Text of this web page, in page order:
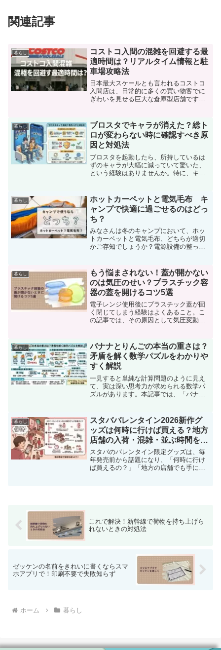
関連記事
暮らし
コストコ入間の混雑を回避する最
適時間は？リアルタイム情報と駐
車場攻略法
日本最大スケールとも言われるコストコ
入間店は、日常的に多くの買い物客でに
ぎわいを見せる巨大な倉庫型店舗です。
リー層から一人暮らしの若者まで幅広い
客層に支持されています。...
暮らし
ブロスタでキャラが消えた？総ト
ロが変わらない時に確認すべき原
因と対処法
ブロスタを起動したら、所持しているは
ずのキャラが大幅に減っていて驚いた、
という経験はありませんか。特に、キャ
安を感じやすいものです。しかし、総ト
ロフィーが変わってい...
暮らし
ホットカーペットと電気毛布 キ
ャンプで快適に過ごせるのはどっ
ち？
みなさんは冬のキャンプにおいて、ホッ
トカーペットと電気毛布、どちらが適切
かご存知でしょうか？電源設備の整った
です。一方で、予算や持ち運びの手軽さ
を重視するなら、電気毛布...
暮らし
もう悩まされない！蓋が開かない
のは気圧のせい？プラスチック容
器の蓋を開けるコツ5選
電子レンジ使用後にプラスチック蓋が固
く閉じてしまう経験はよくあること。こ
の記事では、その原因として気圧変動や
クを紹介しています。加熱時の注意点
や、電子レンジ対応の容器の選び方、過
度な加熱を避ける方法など、蓋の固着を
防ぐためのアドバイスも提供。日々のち
ょっとした注意で快適なキッチンライフ
を送るためのヒントが満載です。
暮らし
バナナとりんごの本当の重さは？
矛盾を解く数学パズルをわかりや
すく解説
一見すると単純な計算問題のように見え
て、実は深い思考力が求められる数学パ
ズルがあります。本記事では、「バナナ
理的に解き明かしていきます。数学が苦
手な方でも理解できるよう...
暮らし
スタババレンタイン2026新作グ
ッズは何時に行けば買える？地方
店舗の入荷・混雑・並ぶ時間を解
説
スタバのバレンタイン限定グッズは、毎
年発売前から話題になり、「何時に行け
ば買えるの？」「地方の店舗でも手に入
これで解決！新幹線で荷物を持ち上げら
れないときの対処法
ゼッケンの名前をきれいに書くならスマ
ホアプリで！印刷不要で失敗知らず
ホーム 暮らし